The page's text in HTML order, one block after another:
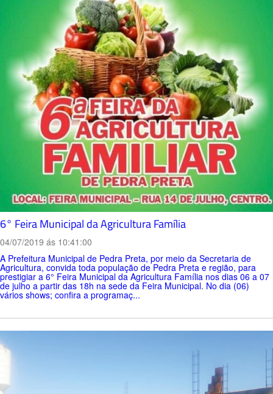
6° Feira Municipal da Agricultura Família
04/07/2019 ás 10:41:00
A Prefeitura Municipal de Pedra Preta, por meio da Secretaria de
Agricultura, convida toda população de Pedra Preta e região, para
prestigiar a 6° Feira Municipal da Agricultura Família nos dias 06 a 07
de julho a partir das 18h na sede da Feira Municipal. No dia (06)
vários shows; confira a programaç...